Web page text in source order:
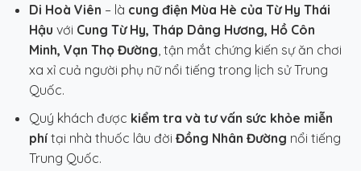
Di Hoà Viên – là cung điện Mùa Hè của Từ Hy Thái
Hậu với Cung Từ Hy, Tháp Dâng Hương, Hồ Côn
Minh, Vạn Thọ Đường , tận mắt chứng kiến sự ăn chơi
xa xỉ cuả người phụ nữ nổi tiếng trong lịch sử Trung
Quốc.
Quý khách được kiểm tra và tư vấn sức khỏe miễn
phítại nhà thuốc lâu đời Đồng Nhân Đường nổi tiếng
Trung Quốc.